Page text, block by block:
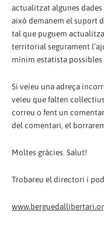
actualitzat algunes dades
això demanem el suport
tal que puguem
territorial segurament
mínim estatista
Si veieu una adreça
veieu que falten
correu o fent un
del comentari, el
Moltes gràcies. Salut!
Trobareu el directori i